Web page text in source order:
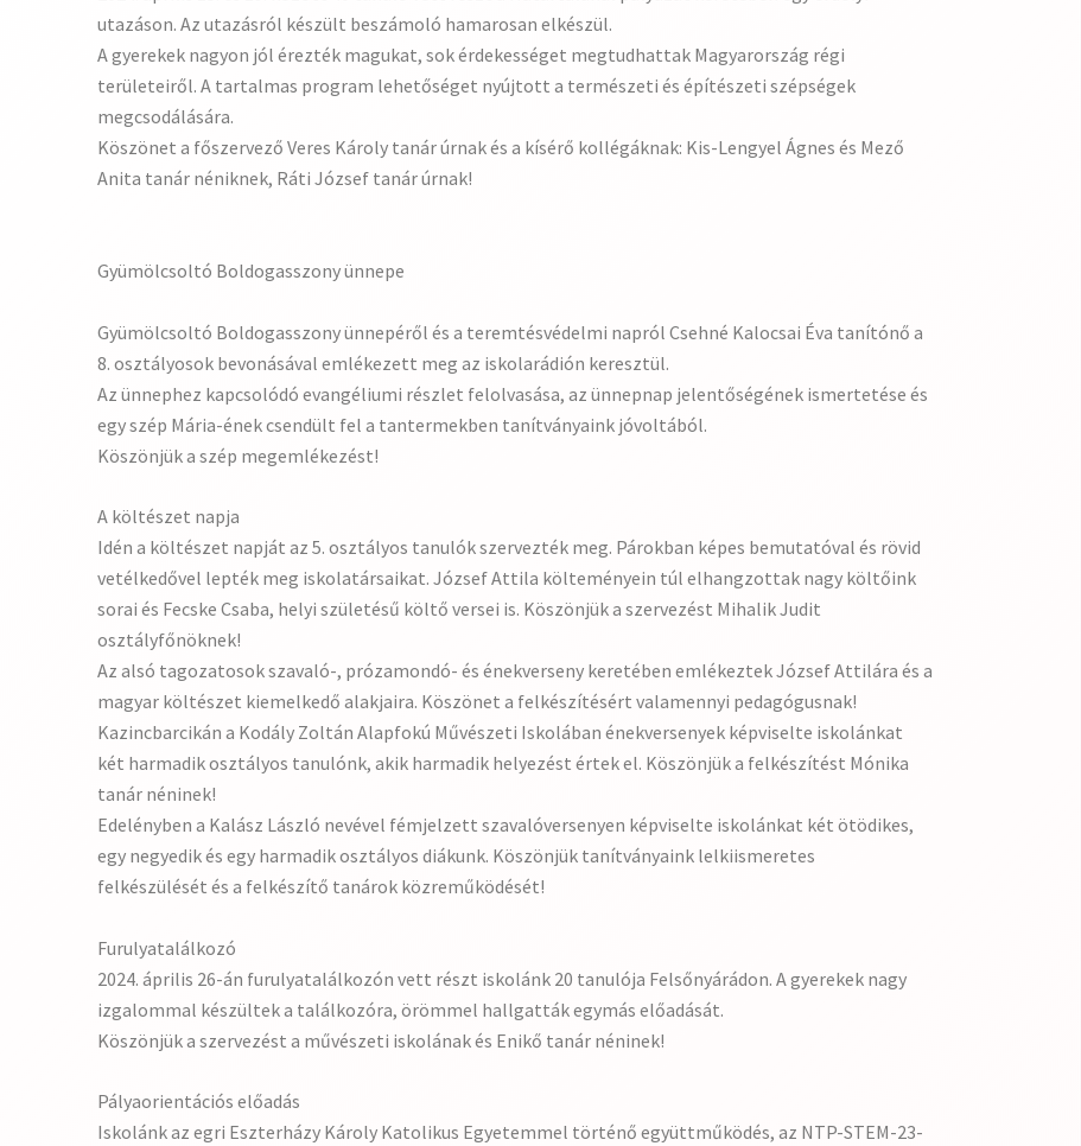
utazáson. Az utazásról készült beszámoló hamarosan elkészül.
A gyerekek nagyon jól érezték magukat, sok érdekességet megtudhattak Magyarország régi
területeiről. A tartalmas program lehetőséget nyújtott a természeti és építészeti szépségek
megcsodálására.
Köszönet a főszervező Veres Károly tanár úrnak és a kísérő kollégáknak: Kis-Lengyel Ágnes és Mező
Anita tanár néniknek, Ráti József tanár úrnak!
Gyümölcsoltó Boldogasszony ünnepe
Gyümölcsoltó Boldogasszony ünnepéről és a teremtésvédelmi napról Csehné Kalocsai Éva tanítónő a
8. osztályosok bevonásával emlékezett meg az iskolarádión keresztül.
Az ünnephez kapcsolódó evangéliumi részlet felolvasása, az ünnepnap jelentőségének ismertetése és
egy szép Mária-ének csendült fel a tantermekben tanítványaink jóvoltából.
Köszönjük a szép megemlékezést!
A költészet napja
Idén a költészet napját az 5. osztályos tanulók szervezték meg. Párokban képes bemutatóval és rövid
vetélkedővel lepték meg iskolatársaikat. József Attila költeményein túl elhangzottak nagy költőink
sorai és Fecske Csaba, helyi születésű költő versei is. Köszönjük a szervezést Mihalik Judit
osztályfőnöknek!
Az alsó tagozatosok szavaló-, prózamondó- és énekverseny keretében emlékeztek József Attilára és a
magyar költészet kiemelkedő alakjaira. Köszönet a felkészítésért valamennyi pedagógusnak!
Kazincbarcikán a Kodály Zoltán Alapfokú Művészeti Iskolában énekversenyek képviselte iskolánkat
két harmadik osztályos tanulónk, akik harmadik helyezést értek el. Köszönjük a felkészítést Mónika
tanár néninek!
Edelényben a Kalász László nevével fémjelzett szavalóversenyen képviselte iskolánkat két ötödikes,
egy negyedik és egy harmadik osztályos diákunk. Köszönjük tanítványaink lelkiismeretes
felkészülését és a felkészítő tanárok közreműködését!
Furulyatalálkozó
2024. április 26-án furulyatalálkozón vett részt iskolánk 20 tanulója Felsőnyárádon. A gyerekek nagy
izgalommal készültek a találkozóra, örömmel hallgatták egymás előadását.
Köszönjük a szervezést a művészeti iskolának és Enikő tanár néninek!
Pályaorientációs előadás
Iskolánk az egri Eszterházy Károly Katolikus Egyetemmel történő együttműködés, az NTP-STEM-23-